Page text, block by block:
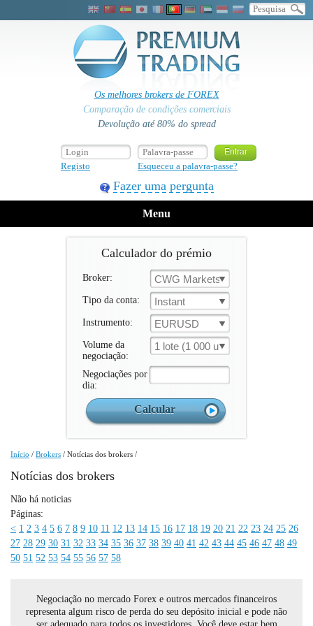
Os melhores brokers de FOREX
Comparação de condições comerciais
Devolução até 80% do spread
Registo Esqueceu a palavra-passe?
Fazer uma pergunta
Menu
Calculador do prémio
Broker: CWG Markets
Tipo da conta: Instant
Instrumento: EURUSD
Volume da
negociação:
1 lote (1 000 un.)
Negociações por
dia:
Início / Brokers / Notícias dos brokers /
Notícias dos brokers
Não há noticias
Páginas:
< 1 2 3 4 5 6 7 8 9 10 11 12 13 14 15 16 17 18 19 20 21 22 23 24 25 26
27 28 29 30 31 32 33 34 35 36 37 38 39 40 41 42 43 44 45 46 47 48 49
50 51 52 53 54 55 56 57 58
Negociação no mercado Forex e outros mercados financeiros
representa algum risco de perda do seu depósito inicial e pode não